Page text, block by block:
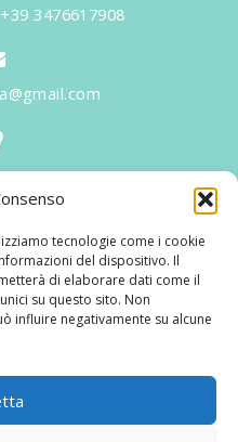
tecnologie come i cookie
del dispositivo. Il
di elaborare dati come il
su questo sito. Non
influire negativamente su alcune
3476617908
Reggiolo
ed un progetto che
provata esperienza
fondatore in 25 anni di
bambino nei suoi primi
i progetti educativi.